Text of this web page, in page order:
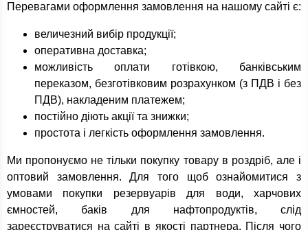
Перевагами оформлення замовлення на нашому сайті є:
величезний вибір продукції;
оперативна доставка;
можливість оплати готівкою, банківським
переказом, безготівковим розрахунком (з ПДВ і без
ПДВ), накладеним платежем;
постійно діють акції та знижки;
простота і легкість оформлення замовлення.
Ми пропонуємо не тільки покупку товару в роздріб, але і
оптовий замовлення. Для того щоб ознайомитися з
умовами покупки резервуарів для води, харчових
ємностей, баків для нафтопродуктів, слід
зареєструватися на сайті в якості партнера. Після чого